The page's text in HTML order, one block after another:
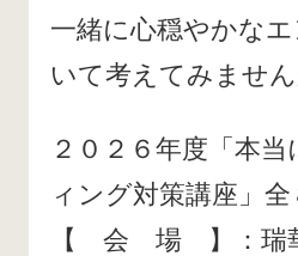
一緒に心穏やかな
いて考えてみません
２０２６年度「本
ィング対策講座」全
【 会 場 】：瑞